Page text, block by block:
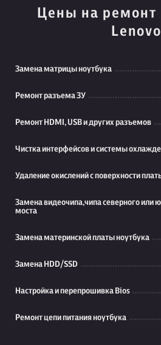
Цены на ремонт
Lenovo
Замена матрицы ноутбука
Ремонт разъема ЗУ
Ремонт HDMI, USB и других разъемов
Чистка интерфейсов и системы
Удаление окислений с поверхности
Замена видеочипа,чипа северного или
моста
Замена материнской платы ноутбука
Замена HDD/SSD
Настройка и перепрошивка Bios
Ремонт цепи питания ноутбука